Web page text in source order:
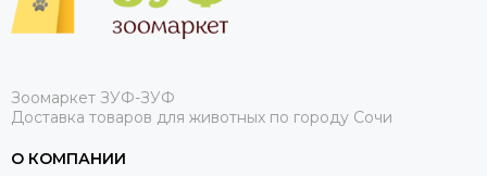
Зоомаркет ЗУФ-ЗУФ
Доставка товаров для животных по городу Сочи
О КОМПАНИИ